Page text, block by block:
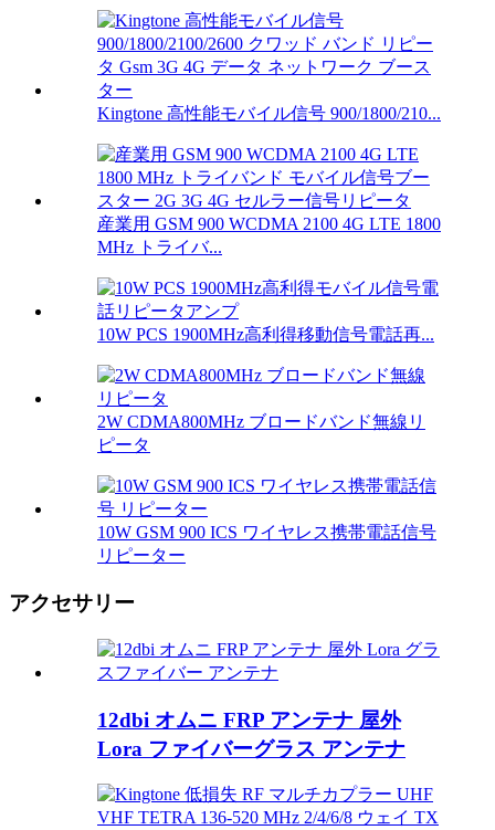
Kingtone 高性能モバイル信号 900/1800/210...
産業用 GSM 900 WCDMA 2100 4G LTE 1800
MHz トライバ...
10W PCS 1900MHz高利得移動信号電話再...
2W CDMA800MHz ブロードバンド無線リ
ピータ
10W GSM 900 ICS ワイヤレス携帯電話信号
リピーター
アクセサリー
12dbi オムニ FRP アンテナ 屋外
Lora ファイバーグラス アンテナ